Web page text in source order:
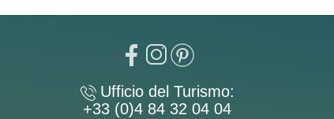
Ufficio del Turismo:
+33 (0)4 84 32 04 04